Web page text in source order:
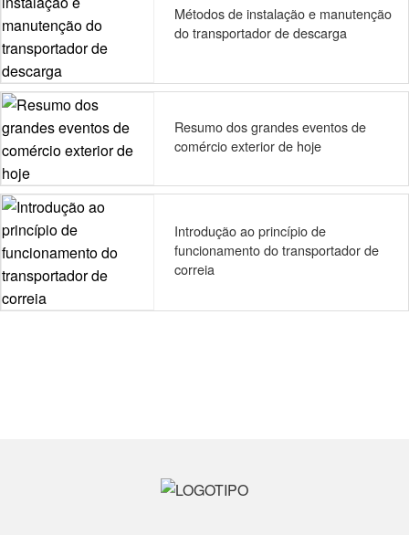
Métodos de instalação e manutenção
do transportador de descarga
Resumo dos grandes eventos de
comércio exterior de hoje
Introdução ao princípio de
funcionamento do transportador de
correia